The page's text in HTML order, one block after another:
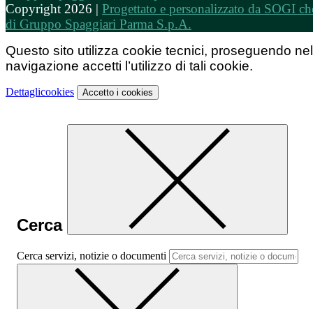
Copyright 2026 | Progettato e personalizzato da SOGI
di Gruppo Spaggiari Parma S.p.A.
Questo sito utilizza cookie tecnici, proseguendo
navigazione accetti l’utilizzo di tali cookie.
Dettaglicookies Accetto i cookies
Cerca
Cerca servizi, notizie o documenti